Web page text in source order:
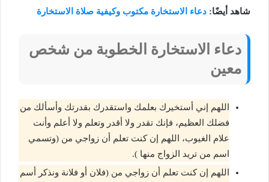
شاهد أيضًا: دعاء الاستخارة مكتوب وكيفية صلاة الاستخارة
دعاء الاستخارة الخطوبة من شخص
معين
اللهم إني أستخيرك بعلمك واستقدرك بقدرتك وأسألك من
فضلك العظيم، فإنك تقدر ولا أقدر وتعلم ولا أعلم وأنت
علام الغيوب، اللهم إن كنت تعلم أن زواجي من (وتسمي
اسم من تريد الزواج منها ).
اللهم إن كنت تعلم أن زواجي من (فلان أو فلانة ونذكر أسم